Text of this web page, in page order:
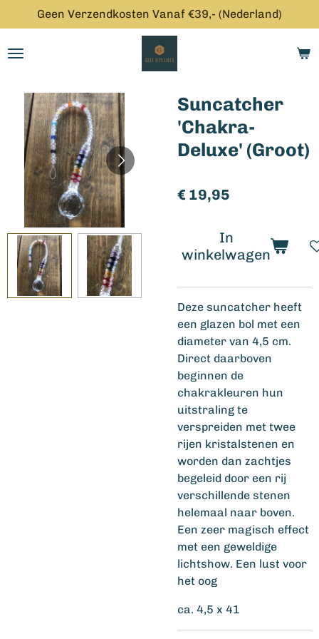
direct
naar
Geen Verzendkosten Vanaf €39,- (Nederland)
Suncatcher
'Chakra-
Deluxe' (Groot)
€ 19,95
In
winkelwagen
Deze suncatcher heeft
een glazen bol met een
diameter van 4,5 cm.
Direct daarboven
beginnen de
chakrakleuren hun
uitstraling te
verspreiden met twee
rijen kristalstenen en
worden dan zachtjes
begeleid door een rij
verschillende stenen
helemaal naar boven.
Een zeer magisch effect
met een geweldige
lichtshow. Een lust voor
het oog
ca. 4,5 x 41